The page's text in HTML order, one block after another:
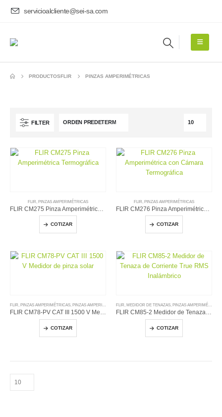
servicioalcliente@sei-sa.com
PRODUCTOSFLIR PINZAS AMPERIMÉTRICAS
FILTER
FLIR PINZAS AMPERIMÉTRICAS
COTIZAR
FLIR PINZAS AMPERIMÉTRICAS
COTIZAR
FLIR, PINZAS AMPERIMÉTRICAS, PINZAS AMPERIMETRICAS
FLIR CM78-PV CAT III 1500 V Medidor de pinza solar
COTIZAR
FLIR, MEDIDOR DE TENAZAS, PINZAS AMPERIMÉTRICAS
FLIR CM85-2 Medidor de Tenaza de Corriente True RMS Inalámbrico
COTIZAR